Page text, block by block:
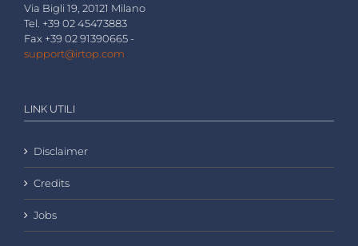
Via Bigli 19, 20121 Milano
Tel. +39 02 45473883
Fax +39 02 91390665 -
support@irtop.com
LINK UTILI
Disclaimer
Credits
Jobs